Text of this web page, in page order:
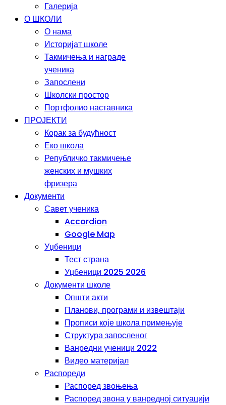
Галерија
О ШКОЛИ
О нама
Историјат школе
Такмичења и награде
ученика
Запослени
Школски простор
Портфолио наставника
ПРОЈЕКТИ
Корак за будућност
Еко школа
Републичко такмичење
женских и мушких
фризера
Документи
Савет ученика
Accordion
Google Map
Уџбеници
Тест страна
Уџбеници 2025 2026
Документи школе
Општи акти
Планови, програми и извештаји
Прописи које школа примењује
Структура запосленог
Ванредни ученици 2022
Видео материјал
Распореди
Распоред звоњења
Распоред звона у ванредној ситуацији